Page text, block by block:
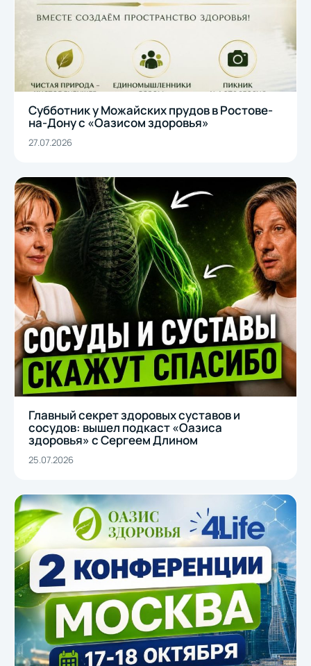
Субботник у Можайских прудов в Ростове-
на-Дону с «Оазисом здоровья»
27.07.2026
Главный секрет здоровых суставов и
сосудов: вышел подкаст «Оазиса
здоровья» с Сергеем Длином
25.07.2026